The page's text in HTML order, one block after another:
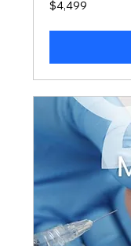
pesos
$4,499